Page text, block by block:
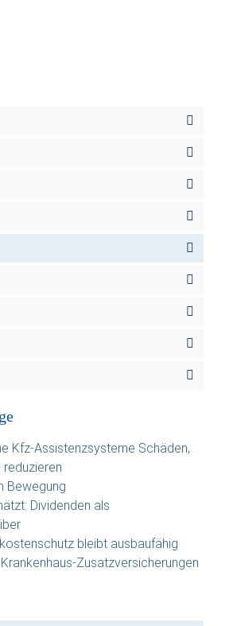
Kfz-Assistenzsysteme Schäden,
Bewegung
Dividenden als
bleibt ausbaufähig
Zusatzversicherungen